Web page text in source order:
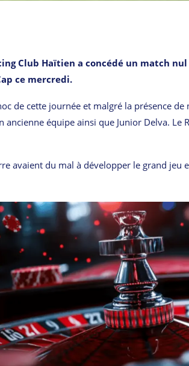
Club Haïtien a concédé un match nul
ce mercredi.
de cette journée et malgré la présence de
équipe ainsi que Junior Delva. Le
avaient du mal à développer le grand jeu